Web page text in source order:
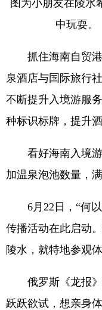
图为小朋友在陵水
中玩耍
抓住海南自贸港
泉酒店与国际旅行
不断提升入境游服
种标识标牌，提升
看好海南入境游
加温泉泡池数量，
6月22日，“何以
传播活动在此启动
陵水，就特地参观
俄罗斯《龙报》
跃跃欲试，想亲身